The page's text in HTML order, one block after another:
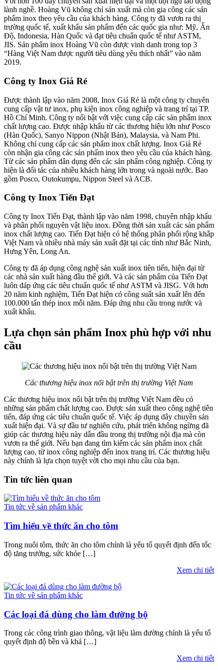
lành nghề. Hoàng Vũ không chỉ sản xuất mà còn gia công các sản
phẩm inox theo yêu cầu của khách hàng. Công ty đã vươn ra thị
trường quốc tế, xuất khẩu sản phẩm đến các quốc gia như: Mỹ, Ấn
Độ, Indonesia, Hàn Quốc và đạt tiêu chuẩn quốc tế như ASTM,
JIS. Sản phẩm inox Hoàng Vũ còn được vinh danh trong top 3
“Hàng Việt Nam được người tiêu dùng yêu thích nhất” vào năm
2019.
Công ty Inox Giá Rẻ
Được thành lập vào năm 2008, Inox Giá Rẻ là một công ty chuyên
cung cấp vật tư inox, phụ kiện inox công nghiệp và trang trí tại TP.
Hồ Chí Minh. Công ty nổi bật với việc cung cấp các sản phẩm inox
chất lượng cao. Được nhập khẩu từ các thương hiệu lớn như Posco
(Hàn Quốc), Sanyo Nippon (Nhật Bản), Malaysia, và Nam Phi.
Không chỉ cung cấp các sản phẩm inox chất lượng. Inox Giá Rẻ
còn nhận gia công các sản phẩm inox theo yêu cầu của khách hàng.
Từ các sản phẩm dân dụng đến các sản phẩm công nghiệp. Công ty
hiện là đối tác của nhiều khách hàng lớn trong và ngoài nước. Bao
gồm Posco, Outokumpu, Nippon Steel và ACB.
Công ty Inox Tiến Đạt
Công ty Inox Tiến Đạt, thành lập vào năm 1998, chuyên nhập khẩu
và phân phối nguyên vật liệu inox. Đồng thời sản xuất các sản phẩm
inox chất lượng cao. Tiến Đạt hiện có hệ thống phân phối rộng khắp
Việt Nam và nhiều nhà máy sản xuất đặt tại các tỉnh như Bắc Ninh,
Hưng Yên, Long An.
Công ty đã áp dụng công nghệ sản xuất inox tiên tiến, hiện đại từ
các nhà sản xuất hàng đầu thế giới. Và các sản phẩm của Tiến Đạt
luôn đáp ứng các tiêu chuẩn quốc tế như ASTM và JISG. Với hơn
20 năm kinh nghiệm, Tiến Đạt hiện có công suất sản xuất lên đến
100.000 tấn thép inox mỗi năm. Đáp ứng nhu cầu trong nước và
xuất khẩu.
Lựa chọn sản phẩm Inox phù hợp với nhu
cầu
Các thương hiệu inox nổi bật trên thị trường Việt Nam
Các thương hiệu inox nổi bật trên thị trường Việt Nam đều có
những sản phẩm chất lượng cao. Được sản xuất theo công nghệ tiên
tiến, đáp ứng các tiêu chuẩn quốc tế. Việc áp dụng dây chuyền sản
xuất hiện đại. Và sự đầu tư nghiên cứu, phát triển không ngừng đã
giúp các thương hiệu này dẫn đầu trong thị trường nội địa mà còn
vươn ra thế giới. Nếu bạn đang tìm kiếm các sản phẩm inox chất
lượng cao, từ inox công nghiệp đến inox trang trí. Các thương hiệu
này chính là lựa chọn tuyệt vời cho mọi nhu cầu của bạn.
Tin tức liên quan
Tin tức về sản phẩm khác
Tìm hiểu về thức ăn cho tôm
Trong nuôi tôm, thức ăn cho tôm chính là yếu tố quyết định đến tốc
độ tăng trưởng, sức khỏe […]
Xem chi tiết
Tin tức về sản phẩm khác
Các loại đá dùng cho làm đường bộ
Trong các công trình giao thông, vật liệu làm đường chính là yếu tố
quyết định độ bền và khả […]
Xem chi tiết